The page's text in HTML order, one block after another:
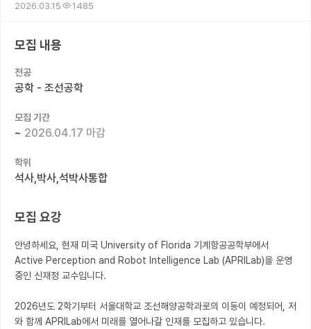
연구실별 모집 정보
전공별 모집 정보
국내대학원 정보
연구실&오픈랩
커리어
반도체 아카데미
2026.03.15 1485
모집 내용
전공
공학 - 조선공학
모집 기간
~ 2026.04.17 마감
학위
석사,박사,석박사통합
모집 요강
안녕하세요, 현재 미국 University of Florida 기계항공공학부에서
Active Perception and Robot Intelligence Lab (APRILab)을 운영
중인 신재정 교수입니다.
2026년도 2학기부터 서울대학교 조선해양공학과로의 이동이 예정되어, 저
와 함께 APRILab에서 미래를 열어나갈 인재를 모집하고 있습니다.